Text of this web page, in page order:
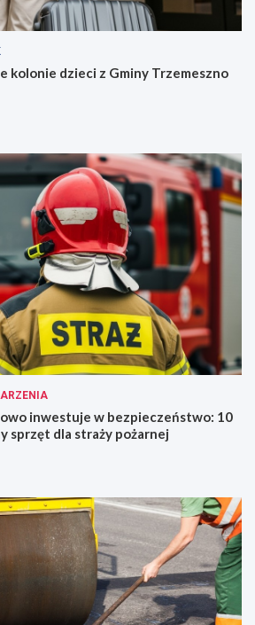
kolonie dzieci z Gminy Trzemeszno
inwestuje w bezpieczeństwo: 10
sprzęt dla straży pożarnej